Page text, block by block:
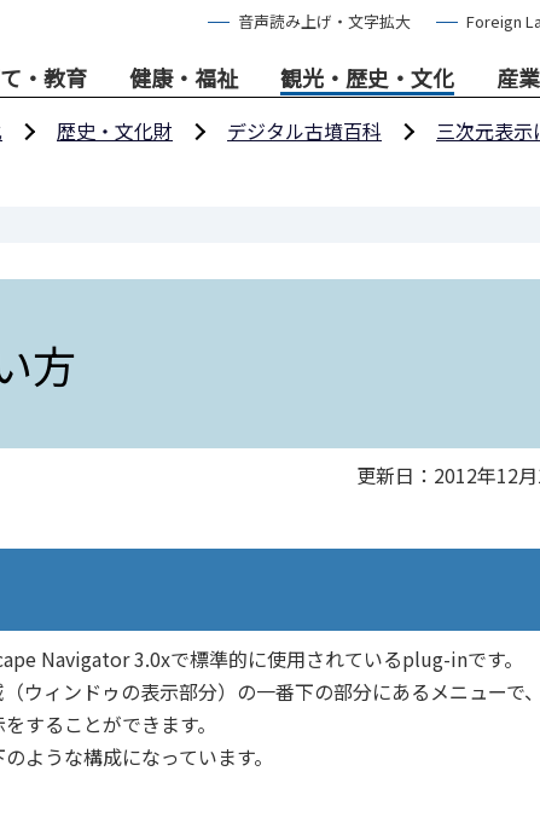
音声読み上げ・文字拡大 Foreign
・教育 健康・福祉 観光・歴史・文化 産
歴史・文化財 デジタル古墳百科
三次元表
方
更新日：2012年12
Navigator 3.0xで標準的に使用されているplug-inです。
ウィンドゥの表示部分）の一番下の部分にあるメニューで
することができます。
ような構成になっています。